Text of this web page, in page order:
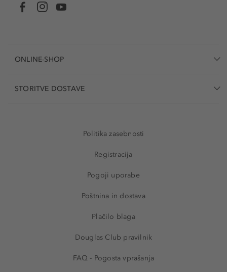
ONLINE-SHOP
STORITVE DOSTAVE
Politika zasebnosti
Registracija
Pogoji uporabe
Poštnina in dostava
Plačilo blaga
Douglas Club pravilnik
FAQ - Pogosta vprašanja